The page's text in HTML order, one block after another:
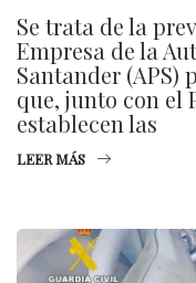
Se trata de la
Empresa de la
Santander (APS)
que, junto con el
establecen las
LEER MÁS